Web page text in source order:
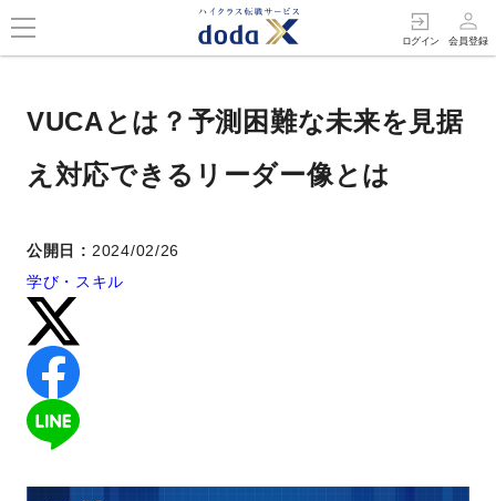
exit_to_app
ログイン
person_outline
会員登録
VUCAとは？予測困難な未来を見据
え対応できるリーダー像とは
公開日 : 2024/02/26
学び・スキル